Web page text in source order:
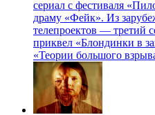
сериал с фестиваля
драму «Фейк». Из
телепроектов — третий
приквел «Блондинки в
«Теории большого